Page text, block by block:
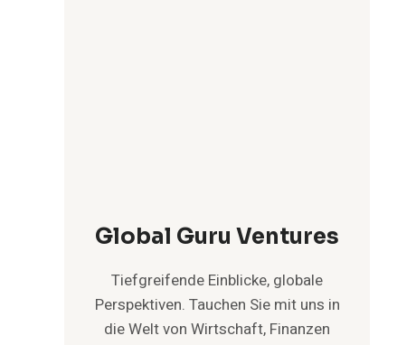
Global Guru Ventures
Tiefgreifende Einblicke, globale
Perspektiven. Tauchen Sie mit uns in
die Welt von Wirtschaft, Finanzen